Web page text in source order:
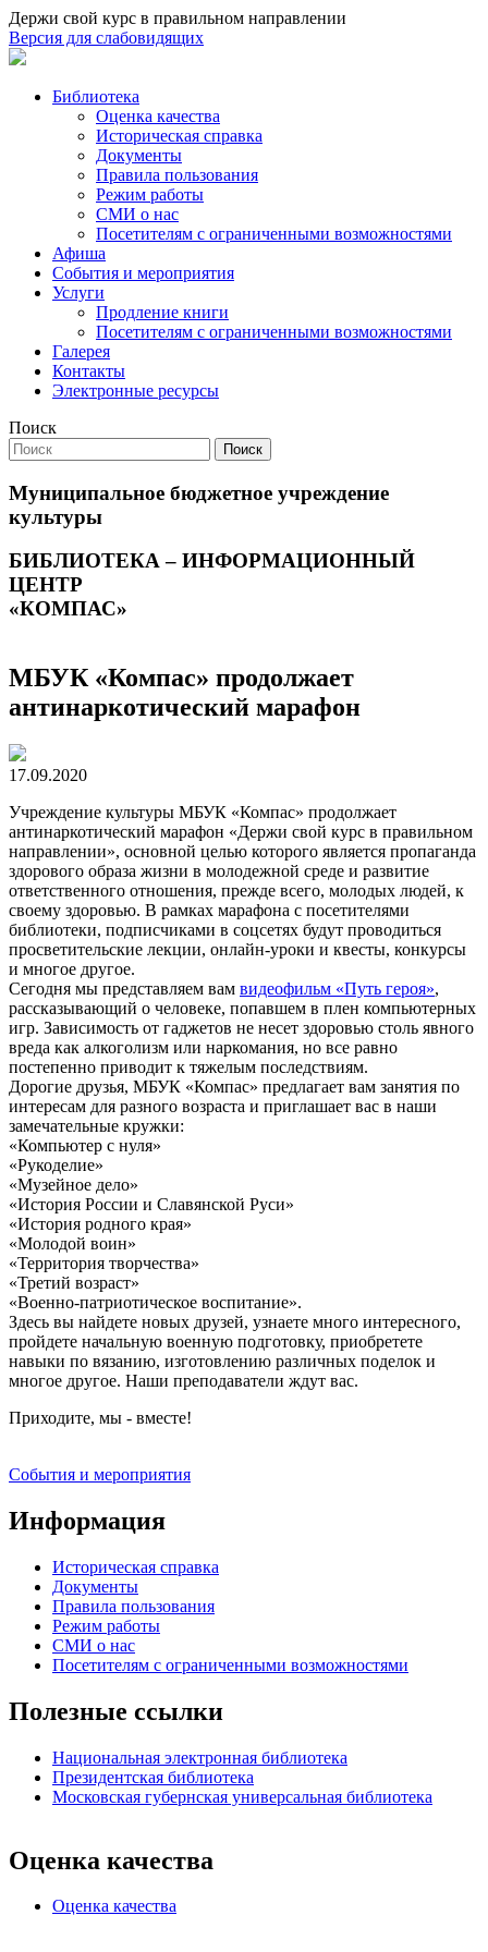
Держи свой курс в правильном направлении
Версия для слабовидящих
Библиотека
Оценка качества
Историческая справка
Документы
Правила пользования
Режим работы
СМИ о нас
Посетителям с ограниченными возможностями
Афиша
События и мероприятия
Услуги
Продление книги
Посетителям с ограниченными возможностями
Галерея
Контакты
Электронные ресурсы
Поиск
Поиск
Муниципальное бюджетное учреждение
культуры
БИБЛИОТЕКА – ИНФОРМАЦИОННЫЙ
ЦЕНТР
«КОМПАС»
МБУК «Компас» продолжает
антинаркотический марафон
17.09.2020
Учреждение культуры МБУК «Компас» продолжает
антинаркотический марафон «Держи свой курс в правильном
направлении», основной целью которого является пропаганда
здорового образа жизни в молодежной среде и развитие
ответственного отношения, прежде всего, молодых людей, к
своему здоровью. В рамках марафона с посетителями
библиотеки, подписчиками в соцсетях будут проводиться
просветительские лекции, онлайн-уроки и квесты, конкурсы
и многое другое.
Сегодня мы представляем вам видеофильм «Путь героя»,
рассказывающий о человеке, попавшем в плен компьютерных
игр. Зависимость от гаджетов не несет здоровью столь явного
вреда как алкоголизм или наркомания, но все равно
постепенно приводит к тяжелым последствиям.
Дорогие друзья, МБУК «Компас» предлагает вам занятия по
интересам для разного возраста и приглашает вас в наши
замечательные кружки:
«Компьютер с нуля»
«Рукоделие»
«Музейное дело»
«История России и Славянской Руси»
«История родного края»
«Молодой воин»
«Территория творчества»
«Третий возраст»
«Военно-патриотическое воспитание».
Здесь вы найдете новых друзей, узнаете много интересного,
пройдете начальную военную подготовку, приобретете
навыки по вязанию, изготовлению различных поделок и
многое другое. Наши преподаватели ждут вас.
Приходите, мы - вместе!
События и мероприятия
Информация
Историческая справка
Документы
Правила пользования
Режим работы
СМИ о нас
Посетителям с ограниченными возможностями
Полезные ссылки
Национальная электронная библиотека
Президентская библиотека
Московская губернская универсальная библиотека
Оценка качества
Оценка качества